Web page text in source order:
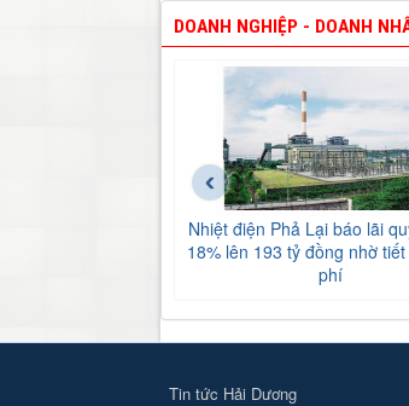
DOANH NGHIỆP - DOANH
Nhiệt điện Phả Lại báo lãi
18% lên 193 tỷ đồng nhờ
phí
‹
Tin tức Hải Dương